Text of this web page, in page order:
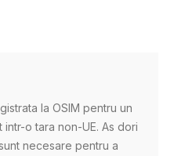
la OSIM pentru un
o tara non-UE. As dori
necesare pentru a